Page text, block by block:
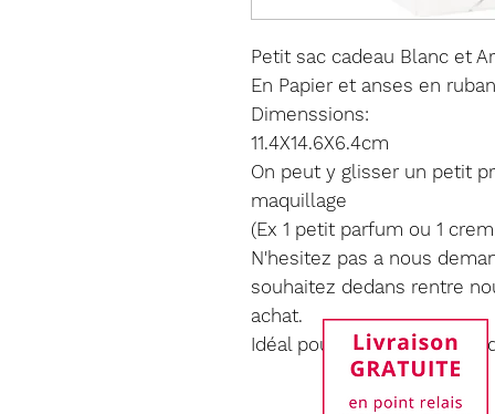
Petit sac cadeau Blanc et
En Papier et anses en
Dimenssions:
11.4X14.6X6.4cm
On peut y glisser un petit
maquillage
(Ex 1 petit parfum ou 1
N'hesitez pas a nous
souhaitez dedans rentre
achat.
Idéal pour emballer les